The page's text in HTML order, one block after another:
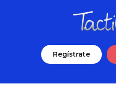
Regístrate